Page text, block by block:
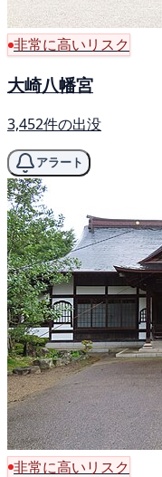
非常に高いリスク
大崎八幡宮
3,452件の出没
アラート
非常に高いリスク